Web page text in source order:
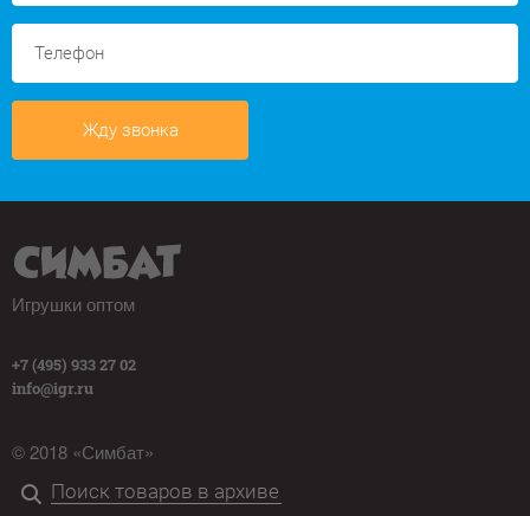
Жду звонка
Игрушки оптом
+7 (495) 933 27 02
info@igr.ru
© 2018 «Симбат»